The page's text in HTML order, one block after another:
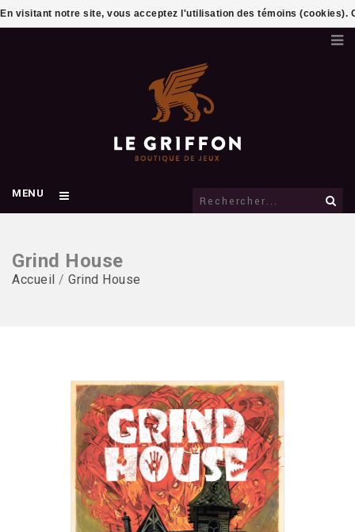
MENU
Grind House
Accueil / Grind House
En visitant notre site, vous acceptez l'utilisation des témoins